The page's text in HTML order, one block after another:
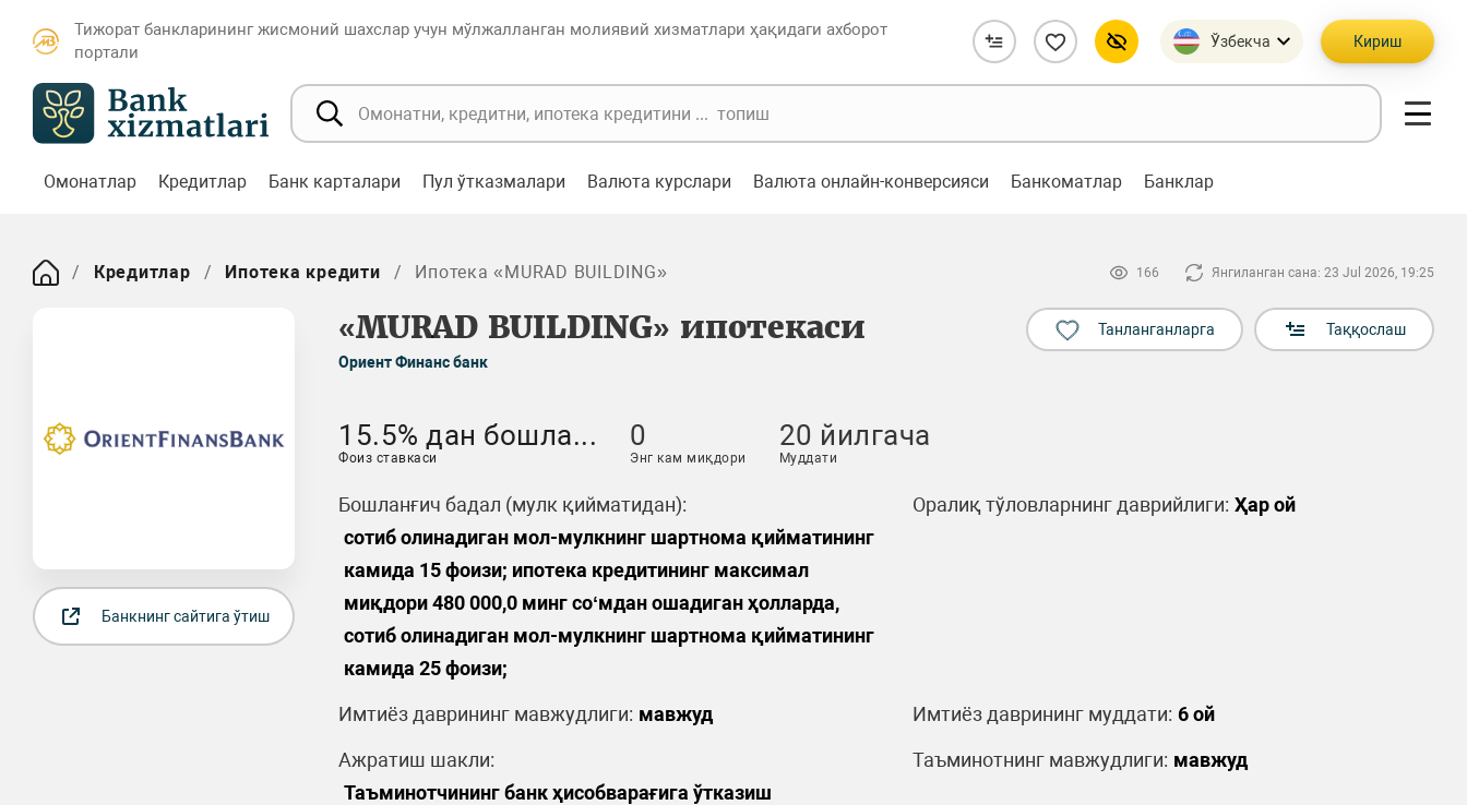
Тижорат банкларининг жисмоний шахслар учун мўлжалланган молиявий хизматлари ҳақидаги ахборот
портали
Ўзбекча Кириш
Омонатлар Кредитлар Банк карталари Пул ўтказмалари Валюта курслари Валюта онлайн-конверсияси Банкоматлар Банклар
Кредитлар Ипотека кредити Ипотека «MURAD BUILDING» 166 Янгиланган сана: 23 Jul 2026, 19:25
«MURAD BUILDING» ипотекаси
Ориент Финанс банк
Танланганларга Таққослаш
Банкнинг сайтига ўтиш
15.5% дан бошла...
Фоиз ставкаси
0
Энг кам миқдори
20 йилгача
Муддати
Бошланғич бадал (мулк қийматидан):
сотиб олинадиган мол-мулкнинг шартнома қийматининг
камида 15 фоизи; ипотека кредитининг максимал
миқдори 480 000,0 минг соʻмдан ошадиган ҳолларда,
сотиб олинадиган мол-мулкнинг шартнома қийматининг
камида 25 фоизи;
Оралиқ тўловларнинг даврийлиги: Ҳар ой
Имтиёз даврининг мавжудлиги: мавжуд Имтиёз даврининг муддати: 6 ой
Ажратиш шакли:
Таъминотчининг банк ҳисобварағига ўтказиш
Таъминотнинг мавжудлиги: мавжуд